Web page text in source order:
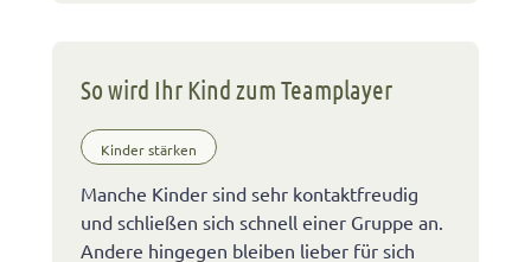
So wird Ihr Kind zum Teamplayer
Kinder stärken
Manche Kinder sind sehr kontaktfreudig
und schließen sich schnell einer Gruppe an.
Andere hingegen bleiben lieber für sich